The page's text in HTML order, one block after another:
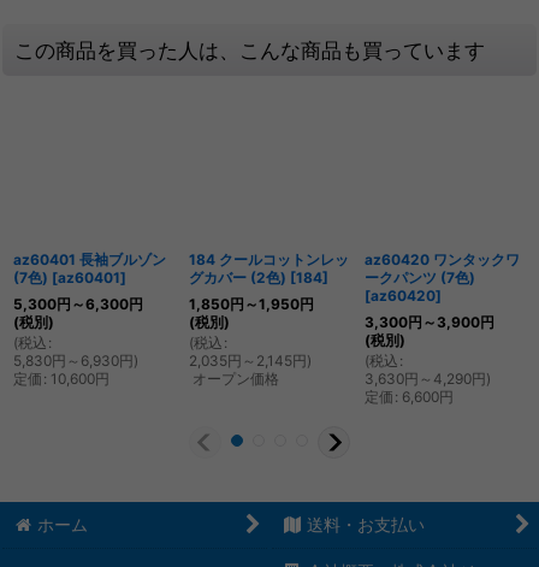
この商品を買った人は、こんな商品も買っています
az60401 長袖ブルゾン
(7色) [az60401]
5,300円 ～6,300円
(税別)
(税込 :
5,830円 ～6,930円)
定価 : 10,600円
184 クールコットンレッ
グカバー (2色) [184]
1,850円 ～1,950円
(税別)
(税込 :
2,035円 ～2,145円)
オープン価格
az60420 ワンタックワ
ークパンツ (7色)
[az60420]
3,300円 ～3,900円
(税別)
(税込 :
3,630円 ～4,290円)
定価 : 6,600円
ホーム 送料・お支払い